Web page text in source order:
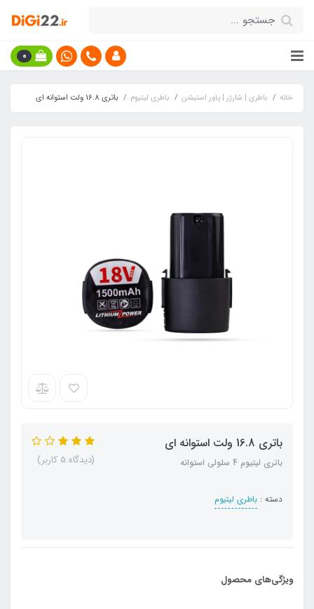
0
خانه باطری | شارژر | پاور استیشن باطری لیتیوم باتری 16.8 ولت استوانه ای
باتری 16.8 ولت استوانه ای
باتری لیتیوم 4 سلولی استوانه
دسته : باطری لیتیوم
(دیدگاه 5 کاربر)
ویژگی‌های محصول